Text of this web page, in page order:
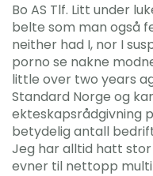
Bo AS Tlf. Litt under
belte som man også
neither had I, nor I
porno se nakne
little over two years
Standard Norge og
ekteskapsrådgivning
betydelig antall
Jeg har alltid hatt
evner til nettopp